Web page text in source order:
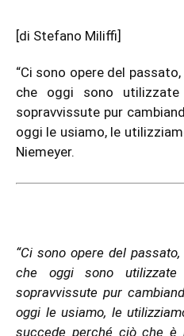
[di Stefano Miliffi]
“Ci sono opere del
che oggi sono
sopravvissute pur
oggi le usiamo, le
Niemeyer.
“Ci sono opere del
che oggi sono
sopravvissute pur
oggi le usiamo, le
succede perché ciò che è